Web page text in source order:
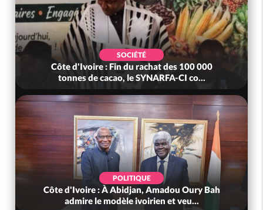
SOCIÉTÉ
Côte d'Ivoire : Fin du rachat des 100 000
tonnes de cacao, le SYNARFA-CI co...
POLITIQUE
Côte d'Ivoire : À Abidjan, Amadou Oury Bah
admire le modèle ivoirien et veu...